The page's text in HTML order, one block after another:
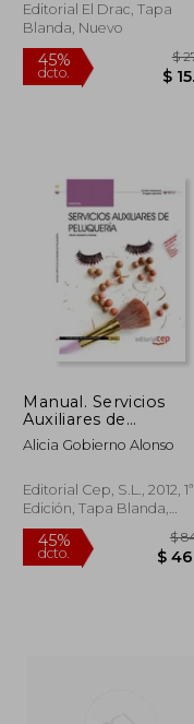
$ 60.18
Editorial El Drac, Tapa
Blanda, Nuevo
Manual. Servicios
Auxiliares de
Peluquería.
Certificados de
Alicia Gobierno Alonso
Editorial Cep, S.L., 2012, 1ª
Edición, Tapa Blanda,
Nuevo